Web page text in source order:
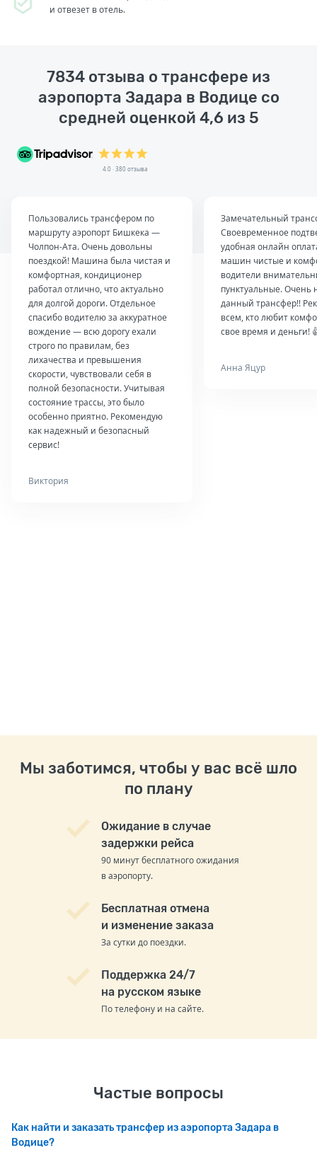
и отвезет в отель.
7834 отзыва о трансфере из
аэропорта Задара в Водице со
средней оценкой 4,6 из 5
4.0 · 380 отзыва
Пользовались трансфером по
маршруту аэропорт Бишкека —
Чолпон-Ата. Очень довольны
поездкой! Машина была чистая и
комфортная, кондиционер
работал отлично, что актуально
для долгой дороги. Отдельное
спасибо водителю за аккуратное
вождение — всю дорогу ехали
строго по правилам, без
лихачества и превышения
скорости, чувствовали себя в
полной безопасности. Учитывая
состояние трассы, это было
особенно приятно. Рекомендую
как надежный и безопасный
сервис!
Виктория
Замечательный
Своевременное
удобная онлайн
машин чистые и
водители
пунктуальные. Очень
данный трансфер!!
всем, кто любит
свое время и деньги!
Анна Яцур
Мы заботимся, чтобы у вас всё шло
по плану
Ожидание в случае
задержки рейса
90 минут бесплатного ожидания
в аэропорту.
Бесплатная отмена
и изменение заказа
За сутки до поездки.
Поддержка 24/7
на русском языке
По телефону и на сайте.
Частые вопросы
Как найти и заказать трансфер из аэропорта Задара в
Водице?